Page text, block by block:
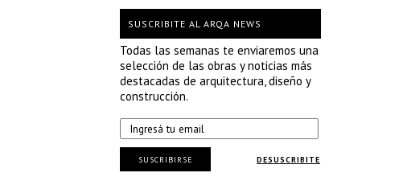
SUSCRIBITE AL ARQA NEWS
Todas las semanas te enviaremos una
selección de las obras y noticias más
destacadas de arquitectura, diseño y
construcción.
DESUSCRIBITE
SUSCRIBIRSE